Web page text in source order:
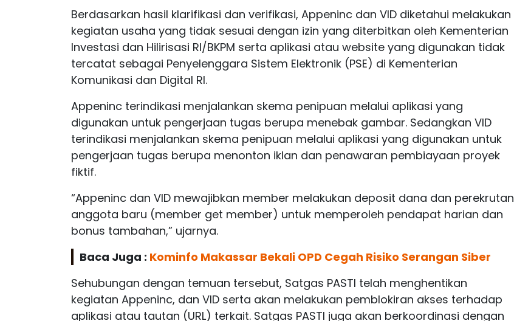
Berdasarkan hasil klarifikasi dan verifikasi, Appeninc dan VID diketahui melakukan
kegiatan usaha yang tidak sesuai dengan izin yang diterbitkan oleh Kementerian
Investasi dan Hilirisasi RI/BKPM serta aplikasi atau website yang digunakan tidak
tercatat sebagai Penyelenggara Sistem Elektronik (PSE) di Kementerian
Komunikasi dan Digital RI.
Appeninc terindikasi menjalankan skema penipuan melalui aplikasi yang
digunakan untuk pengerjaan tugas berupa menebak gambar. Sedangkan VID
terindikasi menjalankan skema penipuan melalui aplikasi yang digunakan untuk
pengerjaan tugas berupa menonton iklan dan penawaran pembiayaan proyek
fiktif.
“Appeninc dan VID mewajibkan member melakukan deposit dana dan perekrutan
anggota baru (member get member) untuk memperoleh pendapat harian dan
bonus tambahan,” ujarnya.
Baca Juga : Kominfo Makassar Bekali OPD Cegah Risiko Serangan Siber
Sehubungan dengan temuan tersebut, Satgas PASTI telah menghentikan
kegiatan Appeninc, dan VID serta akan melakukan pemblokiran akses terhadap
aplikasi atau tautan (URL) terkait. Satgas PASTI juga akan berkoordinasi dengan